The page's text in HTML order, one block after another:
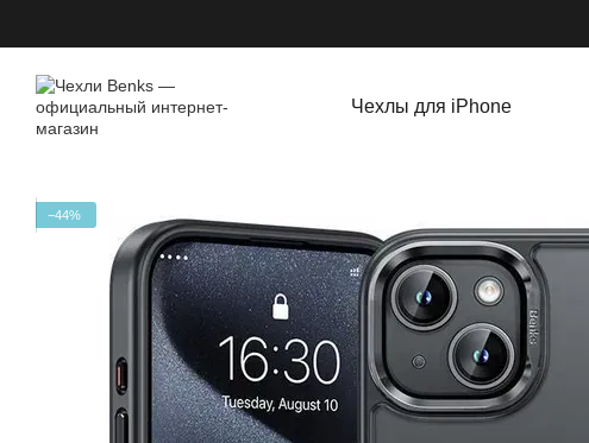
Чехлы для iPhone
−44%